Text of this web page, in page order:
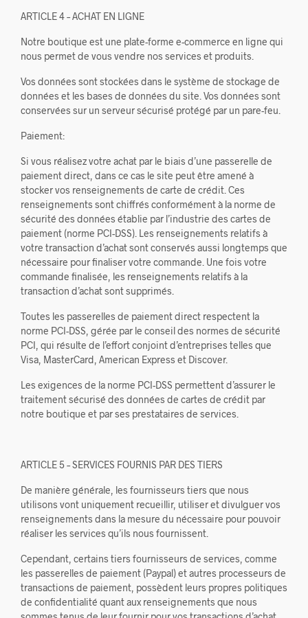
ARTICLE 4 – ACHAT EN LIGNE
Notre boutique est une plate-forme e-commerce en ligne qui
nous permet de vous vendre nos services et produits.
Vos données sont stockées dans le système de stockage de
données et les bases de données du site. Vos données sont
conservées sur un serveur sécurisé protégé par un pare-feu.
Paiement:
Si vous réalisez votre achat par le biais d’une passerelle de
paiement direct, dans ce cas le site peut être amené à
stocker vos renseignements de carte de crédit. Ces
renseignements sont chiffrés conformément à la norme de
sécurité des données établie par l’industrie des cartes de
paiement (norme PCI-DSS). Les renseignements relatifs à
votre transaction d’achat sont conservés aussi longtemps que
nécessaire pour finaliser votre commande. Une fois votre
commande finalisée, les renseignements relatifs à la
transaction d’achat sont supprimés.
Toutes les passerelles de paiement direct respectent la
norme PCI-DSS, gérée par le conseil des normes de sécurité
PCI, qui résulte de l’effort conjoint d’entreprises telles que
Visa, MasterCard, American Express et Discover.
Les exigences de la norme PCI-DSS permettent d’assurer le
traitement sécurisé des données de cartes de crédit par
notre boutique et par ses prestataires de services.
ARTICLE 5 – SERVICES FOURNIS PAR DES TIERS
De manière générale, les fournisseurs tiers que nous
utilisons vont uniquement recueillir, utiliser et divulguer vos
renseignements dans la mesure du nécessaire pour pouvoir
réaliser les services qu’ils nous fournissent.
Cependant, certains tiers fournisseurs de services, comme
les passerelles de paiement (Paypal) et autres processeurs de
transactions de paiement, possèdent leurs propres politiques
de confidentialité quant aux renseignements que nous